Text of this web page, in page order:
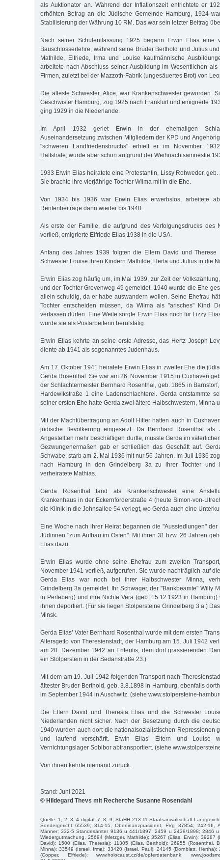
als Auktionator an. Während der Inflationszeit entrichtete er
erhöhten Betrag an die Jüdische Gemeinde Hamburg, 1924
Stabilisierung der Währung 10 RM. Das war sein letzter Beitrag
Nach seiner Schulentlassung 1925 begann Erwin Elias eine
Bauschlosserlehre, während seine Brüder Berthold und Julius
Mathilde, Elfriede, Irma und Louise kaufmännische
arbeitete nach Abschluss seiner Ausbildung im Wesentlichen
Firmen, zuletzt bei der Mazzoth-Fabrik (ungesäuertes Brot) von
Die älteste Schwester, Alice, war Krankenschwester geworden.
Geschwister Hamburg, zog 1925 nach Frankfurt und emigrierte
ging 1929 in die Niederlande.
Im April 1932 geriet Erwin in der ehemaligen
Auseinandersetzung zwischen Mitgliedern der KPD und
"schweren Landfriedensbruchs" erhielt er im November
Haftstrafe, wurde aber schon aufgrund der Weihnachtsamnestie
1933 Erwin Elias heiratete eine Protestantin, Lissy Rohweder,
Sie brachte ihre vierjährige Tochter Wilma mit in die Ehe.
Von 1934 bis 1936 war Erwin Elias erwerbslos, arbeitete
Rentenbeiträge dann wieder bis 1940.
Als erste der Familie, die aufgrund des Verfolgungsdrucks des
verließ, emigrierte Elfriede Elias 1938 in die USA.
Anfang des Jahres 1939 folgten die Eltern David und Therese
Schwester Louise ihren Kindern Mathilde, Herta und Julius in die
Erwin Elias zog häufig um, im Mai 1939, zur Zeit der
und der Tochter Grevenweg 49 gemeldet. 1940 wurde die Ehe
allein schuldig, da er habe auswandern wollen. Seine Ehefrau
Tochter entscheiden müssen, da Wilma als "arisches" Kind
verlassen dürfen. Eine Weile sorgte Erwin Elias noch für Lizzy
wurde sie als Postarbeiterin berufstätig.
Erwin Elias kehrte an seine erste Adresse, das Hertz Joseph
diente ab 1941 als sogenanntes Judenhaus.
Am 17. Oktober 1941 heiratete Erwin Elias in zweiter Ehe die
Gerda Rosenthal. Sie war am 26. November 1915 in Cuxhaven
der Schlachtermeister Bernhard Rosenthal, geb. 1865 in
Hardewikstraße 1 eine Ladenschlachterei. Gerda entstammte
seiner ersten Ehe hatte Gerda zwei ältere Halbschwestern, Minna
Mit der Machtübertragung an Adolf Hitler hatten auch in
jüdische Bevölkerung eingesetzt. Da Bernhard Rosenthal als
Angestellten mehr beschäftigen durfte, musste Gerda im
Gezwungenermaßen gab er schließlich das Geschäft auf.
Schwabe, starb am 2. Mai 1936 mit nur 56 Jahren. Im Juli 1936
nach Hamburg in den Grindelberg 3a zu ihrer Tochter und
verheiratete Mathias.
Gerda Rosenthal fand als Krankenschwester eine
Krankenhaus in der Eckernförderstraße 4 (heute Simon-von-
die Klinik in die Johnsallee 54 verlegt, wo Gerda auch eine
Eine Woche nach ihrer Heirat begannen die "Aussiedlungen"
Jüdinnen "zum Aufbau im Osten". Mit ihren 31 bzw. 26 Jahren
Elias dazu.
Erwin Elias wurde ohne seine Ehefrau zum zweiten
November 1941 verließ, aufgerufen. Sie wurde nachträglich auf
Gerda Elias war noch bei ihrer Halbschwester Minna,
Grindelberg 3a gemeldet. Ihr Schwager, der "Bankbeamte" Willy
in Perleberg) und ihre Nichte Vera (geb. 15.12.1923 in Hamburg)
ihnen deportiert. (Für sie liegen Stolpersteine Grindelberg 3 a.)
Minsk.
Gerda Elias’ Vater Bernhard Rosenthal wurde mit dem ersten
Altersgetto von Theresienstadt, der Hamburg am 15. Juli 1942
am 20. Dezember 1942 an Enteritis, dem dort grassierenden
ein Stolperstein in der Sedanstraße 23.)
Mit dem am 19. Juli 1942 folgenden Transport nach
ältester Bruder Berthold, geb. 3.8.1898 in Hamburg, ebenfalls
im September 1944 in Auschwitz. (siehe www.stolpersteine-
Die Eltern David und Theresia Elias und die Schwester
Niederlanden nicht sicher. Nach der Besetzung durch die
1940 wurden auch dort die nationalsozialistischen Repressionen
und laufend verschärft. Erwin Elias’ Eltern und Louise
Vernichtungslager Sobibor abtransportiert. (siehe
Von ihnen kehrte niemand zurück.
Stand: Juni 2021
© Hildegard Thevs mit Recherche Susanne Rosendahl
Quelle: 1; 2; 3; 4 digital; 7; 8; 9; StaHH 213-11 Staatsanwaltschaft
Sondergericht 65539; 314-15, Oberfinanzpräsident, FVg 37854; 242-1II,
Männer; 332-5 Standesämter 9136 u 441/1897; 2459 u 2439/1898; 2846
Wiedergutmachung, 25694 (Metzger, Mathilde); 35267 (Elias, Erwin); 39287
David); 1500 (Elias, Theresia); 11305 (Elias, Berthold); 26955 (Rosenthal,
Minna); 33549 (Israel, Irma); 33420 (Israel, Paul); 24145 (Dornblatt, Hertha);
(Copper, Elfriede); www.holocaust.cz/de/opferdatenbank,